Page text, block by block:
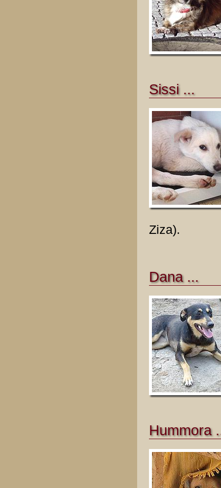
Sissi ...
Ziza).
Dana ...
Hummora